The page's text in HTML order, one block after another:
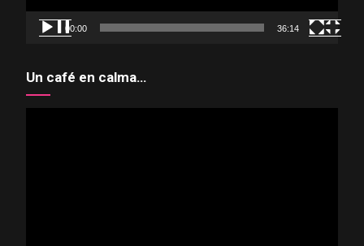
00:00 36:14
Un café en calma…